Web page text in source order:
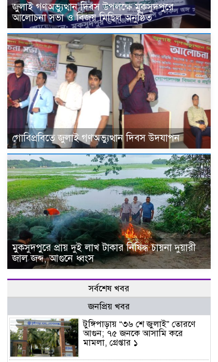
জুলাই গণঅভ্যুত্থান দিবস উপলক্ষে মুকসুদপুরে
আলোচনা সভা ও বিজয় মিছিল অনুষ্ঠিত
গোবিপ্রবিতে জুলাই গণঅভ্যুত্থান দিবস উদযাপন
মুকসুদপুরে প্রায় দুই লাখ টাকার নিষিদ্ধ চায়না দুয়ারী
জাল জব্দ, আগুনে ধ্বংস
সর্বশেষ খবর
জনপ্রিয় খবর
টুঙ্গিপাড়ায় “৩৬ শে জুলাই” তোরণে
আগুন; ৭৫ জনকে আসামি করে
মামলা, গ্রেপ্তার ১